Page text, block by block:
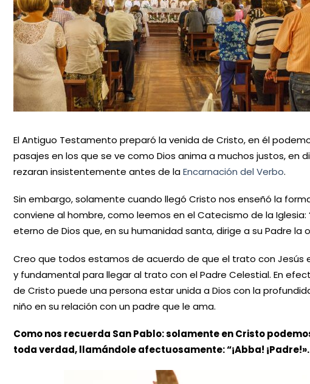
El Antiguo Testamento preparó la venida de Cristo, en él
pasajes en los que se ve como Dios anima a muchos justos, en
rezaran insistentemente antes de laEncarnación del Verbo.
Sin embargo, solamente cuando llegó Cristo nos enseñó la
conviene al hombre, como leemos en el Catecismo de la Iglesia:
eterno de Dios que, en su humanidad santa, dirige a su Padre la
Creo que todos estamos de acuerdo de que el trato con Jesús
y fundamental para llegar al trato con el Padre Celestial. En
de Cristo puede una persona estar unida a Dios con la
niño en su relación con un padre que le ama.
Como nos recuerda San Pablo: solamente en Cristo
toda verdad, llamándole afectuosamente: “¡Abba! ¡Padre!».